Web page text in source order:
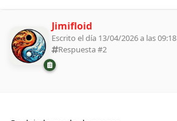
Jimifloid
Escrito el día 13/04/2026 a las 09:18
Respuesta #2